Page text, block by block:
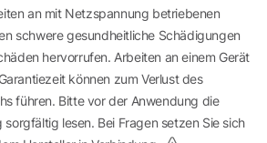
an mit Netzspannung betriebenen
schwere gesundheitliche Schädigungen
hervorrufen. Arbeiten an einem Gerät
können zum Verlust des
führen. Bitte vor der Anwendung die
lesen. Bei Fragen setzen Sie sich